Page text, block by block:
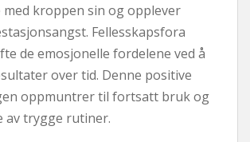
kroppen sin og opplever
Fellesskapsfora
de emosjonelle fordelene ved å
over tid. Denne positive
oppmuntrer til fortsatt bruk og
av trygge rutiner.